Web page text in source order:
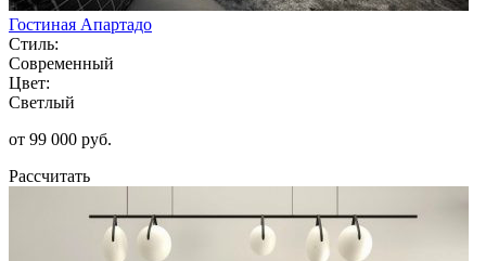
Гостиная Апартадо
Стиль:
Современный
Цвет:
Светлый
от 99 000 руб.
Рассчитать